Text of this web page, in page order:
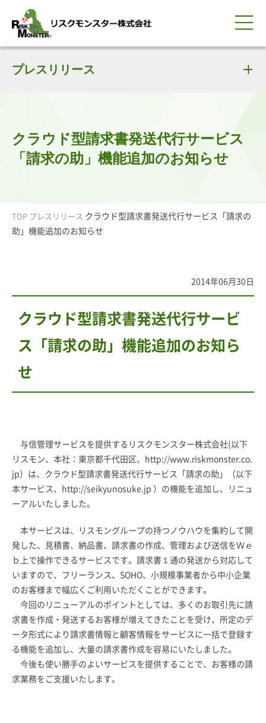
サービス紹介
選ばれる理由
知る・学ぶ
導入事例
企業情報
採用情報
IR情報
お問い合わせ
0120-259-440
平日9:00-18:00(土日祝除く)
プレスリリース
クラウド型請求書発送代行サービス
「請求の助」機能追加のお知らせ
TOP プレスリリース クラウド型請求書発送代行サービス「請求の
助」機能追加のお知らせ
2014年06月30日
クラウド型請求書発送代行サービ
ス「請求の助」機能追加のお知ら
せ
与信管理サービスを提供するリスクモンスター株式会社(以下
リスモン、本社：東京都千代田区、http://www.riskmonster.co.
jp）は、クラウド型請求書発送代行サービス「請求の助」（以下
本サービス、
http://seikyunosuke.jp ）の機能を追加し、リニュ
ーアルいたしました。
本サービスは、リスモングループの持つノウハウを集約して開
発した、見積書、納品書、請求書の作成、管理および送信をＷｅ
ｂ上で操作できるサービスです。請求書１通の発送から対応して
いますので、フリーランス、SOHO、小規模事業者から中小企業
のお客様まで幅広くご利用いただくことができます。
今回のリニューアルのポイントとしては、多くのお取引先に請
求書を作成・発送するお客様が増えてきたことを受け、所定のデ
ータ形式により請求書情報と顧客情報をサービスに一括で登録す
る機能を追加し、大量の請求書作成を容易にいたしました。
今後も使い勝手のよいサービスを提供することで、お客様の請
求業務をご支援いたします。